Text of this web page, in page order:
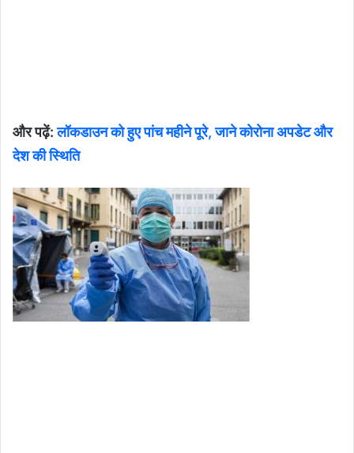
और पढ़ें:लॉकडाउन को हुए पांच महीने पूरे, जाने कोरोना अपडेट और
देश की स्थिति